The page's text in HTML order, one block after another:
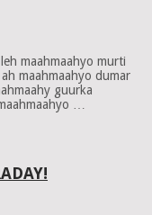
maahmaahyo murti
maahmaahyo dumar
guurka
…